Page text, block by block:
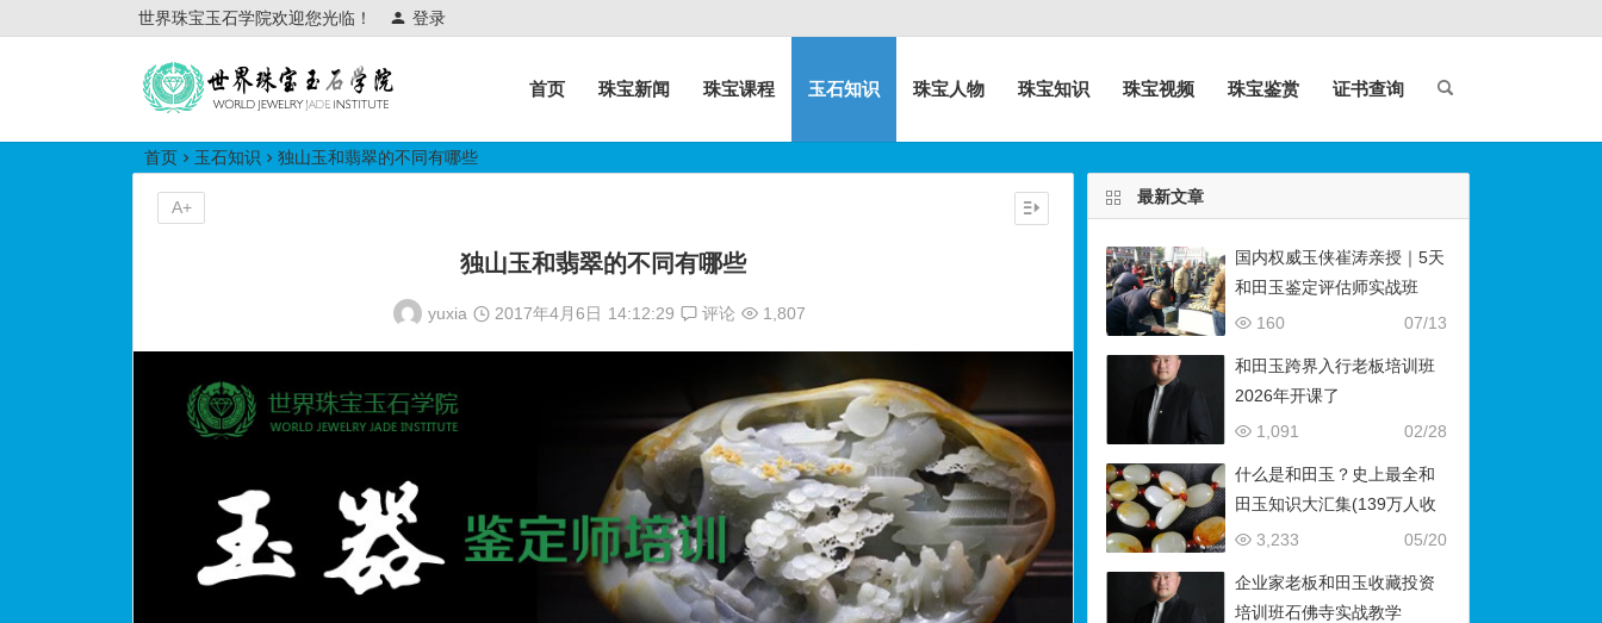
世界珠宝玉石学院欢迎您光临！ 登录
世界珠宝玉石学院培训中心
首页 珠宝新闻 珠宝课程 玉石知识 珠宝人物 珠宝知识 珠宝视频 珠宝鉴赏 证书查询
首页 玉石知识 独山玉和翡翠的不同有哪些
独山玉和翡翠的不同有哪些
yuxia 2017年4月6日 14:12:29 评论 1,807
A+
最新文章
国内权威玉侠崔涛亲授｜5天
和田玉鉴定评估师实战班
（石佛寺9月开班）
07/13
160
和田玉跨界入行老板培训班
2026年开课了
02/28
1,091
什么是和田玉？史上最全和
田玉知识大汇集(139万人收
藏）
05/20
3,233
企业家老板和田玉收藏投资
培训班石佛寺实战教学